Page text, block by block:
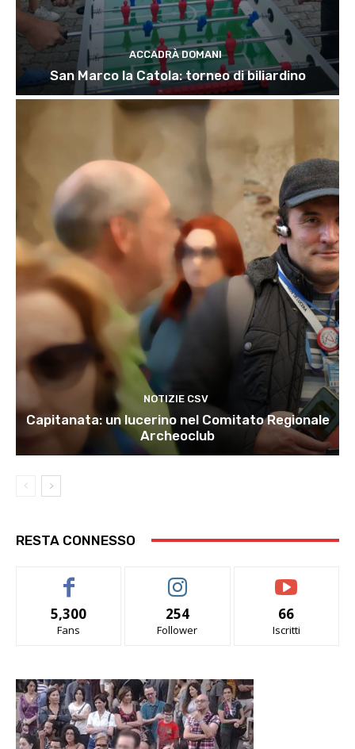
ACCADRÀ DOMANI
San Marco la Catola: torneo di biliardino
NOTIZIE CSV
Capitanata: un lucerino nel Comitato Regionale
Archeoclub
RESTA CONNESSO
5,300
Fans
254
Follower
66
Iscritti